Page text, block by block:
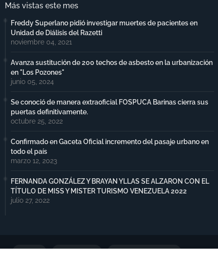
Más vistas este mes
Freddy Superlano pidió investigar muertes de pacientes en
Unidad de Diálisis del Razetti
noviembre 04, 2021
Avanza sustitución de 200 techos de asbesto en la urbanización
en "Los Pozones"
junio 05, 2024
Se conoció de manera extraoficial FOSPUCA Barinas cierra sus
puertas definitivamente.
octubre 25, 2022
Confirmado en Gaceta Oficial incremento del pasaje urbano en
todo el país
marzo 12, 2023
FERNANDA GONZÁLEZ Y BRAYAN YLLAS SE ALZARON CON EL
TÍTULO DE MISS Y MISTER TURISMO VENEZUELA 2022
julio 27, 2022